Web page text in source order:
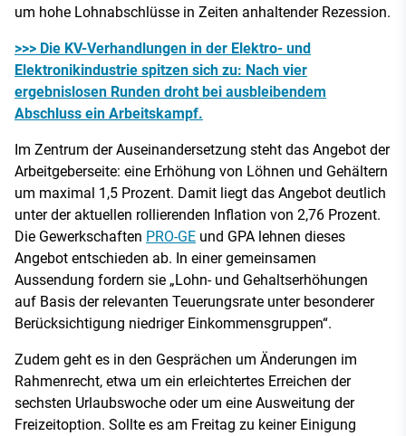
um hohe Lohnabschlüsse in Zeiten anhaltender Rezession.
>>> Die KV-Verhandlungen in der Elektro- und
Elektronikindustrie spitzen sich zu: Nach vier
ergebnislosen Runden droht bei ausbleibendem
Abschluss ein Arbeitskampf.
Im Zentrum der Auseinandersetzung steht das Angebot der
Arbeitgeberseite: eine Erhöhung von Löhnen und Gehältern
um maximal 1,5 Prozent. Damit liegt das Angebot deutlich
unter der aktuellen rollierenden Inflation von 2,76 Prozent.
Die Gewerkschaften PRO-GE und GPA lehnen dieses
Angebot entschieden ab. In einer gemeinsamen
Aussendung fordern sie „Lohn- und Gehaltserhöhungen
auf Basis der relevanten Teuerungsrate unter besonderer
Berücksichtigung niedriger Einkommensgruppen“.
Zudem geht es in den Gesprächen um Änderungen im
Rahmenrecht, etwa um ein erleichtertes Erreichen der
sechsten Urlaubswoche oder um eine Ausweitung der
Freizeitoption. Sollte es am Freitag zu keiner Einigung